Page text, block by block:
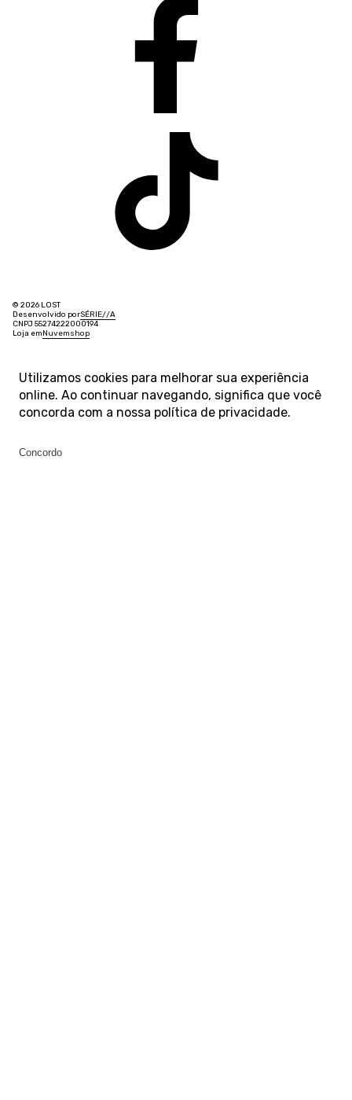
© 2026 LOST
Desenvolvido porSÉRIE//A
CNPJ 55274222000194
Loja emNuvemshop
Utilizamos cookies para melhorar sua experiência
online. Ao continuar navegando, significa que você
concorda com a nossa política de privacidade.
Concordo